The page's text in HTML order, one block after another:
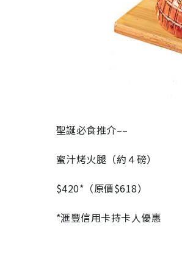
聖誕必食推介––
蜜汁烤火腿（約４磅）
$420*（原價$618）
*滙豐信用卡持卡人優惠